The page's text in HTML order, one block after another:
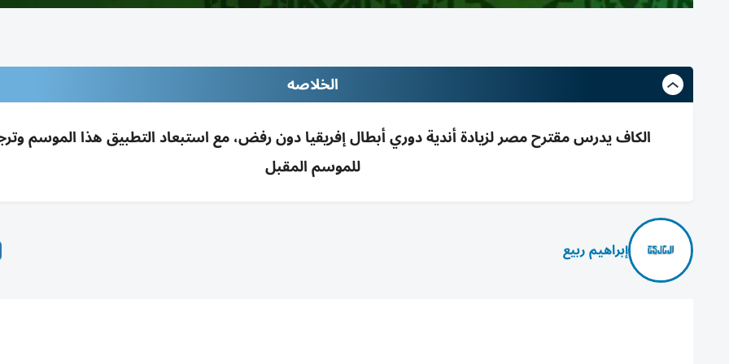
الخلاصه
الكاف يدرس مقترح مصر لزيادة أندية دوري أبطال إفريقيا دون رفض، مع استبعاد التطبيق هذا الموسم
للموسم المقبل
إبراهيم ربيع